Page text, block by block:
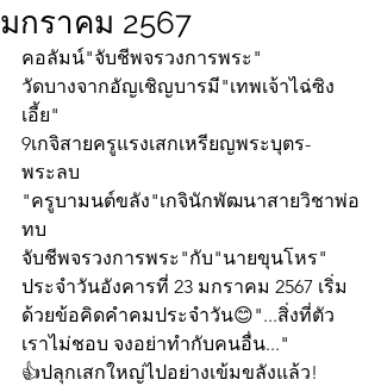
มกราคม 2567
คอลัมน์"จับชีพจรวงการพระ"
วัดบางจากอัญเชิญบารมี"เทพเจ้าไฉ่ซิง
เอี้ย"
9เกจิสายครูแรงเสกเหรียญพระบุตร-
พระลบ
"ครูบามนต์ขลัง"เกจินักพัฒนาสายวิชาพ่อ
ทบ
จับชีพจรวงการพระ"กับ"นายขุนโหร"
ประจำวันอังคารที่ 23 มกราคม 2567 เริ่ม
ด้วยข้อคิดคำคมประจำวัน😊"...สิ่งที่ตัว
เราไม่ชอบ จงอย่าทำกับคนอื่น..."
👍ปลุกเสกใหญ่ไปอย่างเข้มขลังแล้ว!